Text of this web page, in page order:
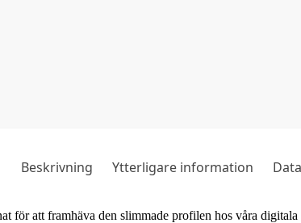
Beskrivning Ytterligare information
för att framhäva den slimmade profilen hos våra